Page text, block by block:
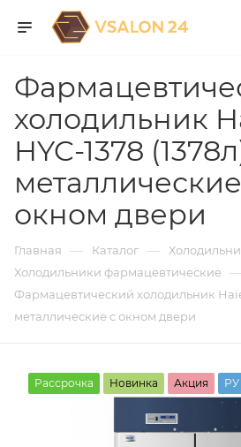
холодильник
HYC-1378
окном двери
Главная — Каталог —
Холодильники фармацевтические
Фармацевтический холодильник
металлические с окном двери
Рассрочка Новинка Акция РУ